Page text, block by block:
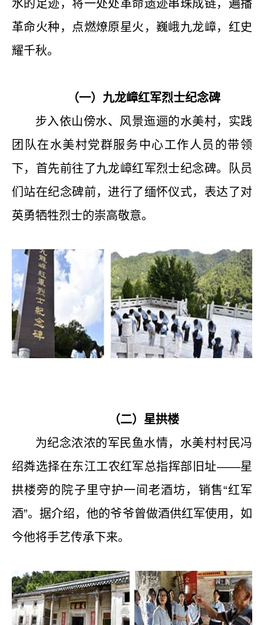
水的足迹，将一处处革命遗迹串珠成链，遍播
革命火种，点燃燎原星火，巍峨九龙嶂，红史
耀千秋。
（一）九龙嶂红军烈士纪念碑
步入依山傍水、风景迤逦的水美村，实践
团队在水美村党群服务中心工作人员的带领
下，首先前往了九龙嶂红军烈士纪念碑。队员
们站在纪念碑前，进行了缅怀仪式，表达了对
英勇牺牲烈士的崇高敬意。
（二）星拱楼
为纪念浓浓的军民鱼水情，水美村村民冯
绍粦选择在东江工农红军总指挥部旧址——星
拱楼旁的院子里守护一间老酒坊，销售“红军
酒”。据介绍，他的爷爷曾做酒供红军使用，如
今他将手艺传承下来。